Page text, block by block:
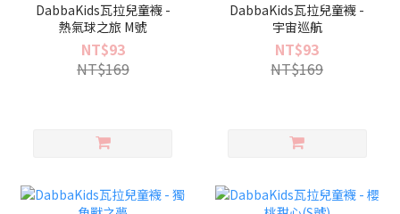
DabbaKids瓦拉兒童襪 -
熱氣球之旅 M號
NT$93
NT$169
DabbaKids瓦拉兒童襪 -
宇宙巡航
NT$93
NT$169